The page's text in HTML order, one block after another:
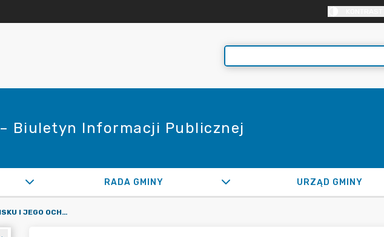
– Biuletyn Informacji Publicznej
RADA GMINY URZĄD GMINY
INFORMACJE O ŚRODOWISKU I JEGO OCHRONIE